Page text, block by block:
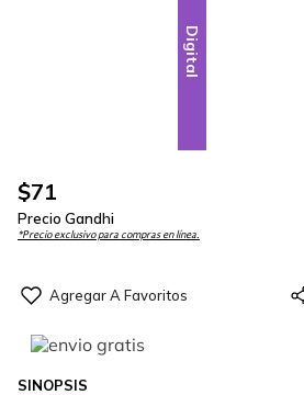
Digital
$71
Precio Gandhi
*Precio exclusivo para compras en línea.
SINOPSIS